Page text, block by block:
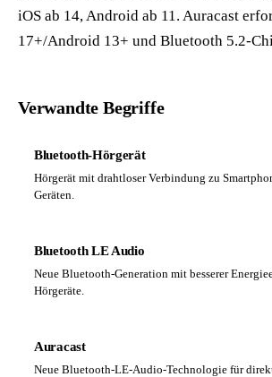
iOS ab 14, Android ab 11. Auracast
17+/Android 13+ und Bluetooth 5.2-
Verwandte Begriffe
Bluetooth-Hörgerät
Hörgerät mit drahtloser Verbindung zu
Geräten.
Bluetooth LE Audio
Neue Bluetooth-Generation mit besserer
Hörgeräte.
Auracast
Neue Bluetooth-LE-Audio-Technologie für